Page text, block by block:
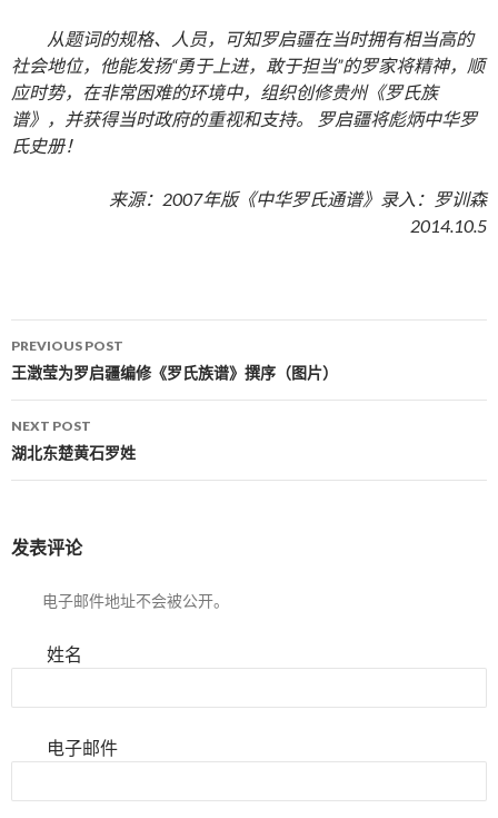
从题词的规格、人员，可知罗启疆在当时拥有相当高的
社会地位，他能发扬“勇于上进，敢于担当”的罗家将精神，顺
应时势，在非常困难的环境中，组织创修贵州《罗氏族
谱》，并获得当时政府的重视和支持。
罗启疆将彪炳中华罗
氏史册！
来源： 2007年版《中华罗氏通谱》 录入：罗训森
2014.10.5
Post navigation
PREVIOUS POST
王澂莹为罗启疆编修《罗氏族谱》撰序（图片）
NEXT POST
湖北东楚黄石罗姓
发表评论
电子邮件地址不会被公开。
姓名
电子邮件